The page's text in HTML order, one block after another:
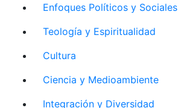
Enfoques Políticos y Sociales
Teología y Espiritualidad
Cultura
Ciencia y Medioambiente
Integración y Diversidad